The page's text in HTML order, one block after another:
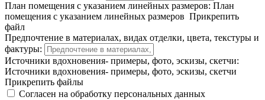
План помещения с указанием линейных размеров: План
помещения с указанием линейных размеров Прикрепить
файл
Предпочтение в материалах, видах отделки, цвета, текстуры и
фактуры:
Источники вдохновения- примеры, фото, эскизы, скетчи:
Источники вдохновения- примеры, фото, эскизы, скетчи
Прикрепить файлы
Согласен на обработку персональных данных